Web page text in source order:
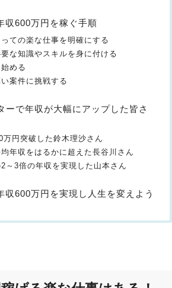
収600万円を稼ぐ手順
ての楽な仕事を明確にする
な知識やスキルを身に付ける
める
案件に挑戦する
ーで年収が大幅にアップした皆さ
万円突破した鈴木理沙さん
年収をはるかに超えた長谷川さん
～3倍の年収を実現した山本さん
収600万円を実現し人生を変えよう